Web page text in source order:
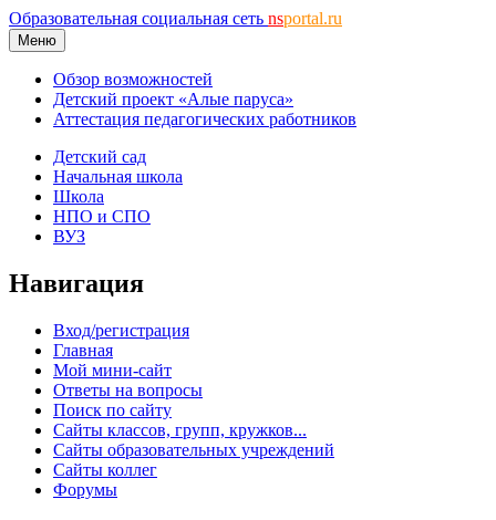
Образовательная социальная сеть nsportal.ru
Меню
Обзор возможностей
Детский проект «Алые паруса»
Аттестация педагогических работников
Детский сад
Начальная школа
Школа
НПО и СПО
ВУЗ
Навигация
Вход/регистрация
Главная
Мой мини-сайт
Ответы на вопросы
Поиск по сайту
Сайты классов, групп, кружков...
Сайты образовательных учреждений
Сайты коллег
Форумы